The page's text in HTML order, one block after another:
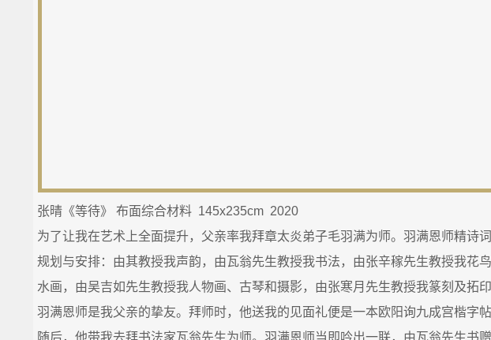
张晴《等待》 布面综合材料 145x235cm 2020
为了让我在艺术上全面提升，父亲率我拜章太炎弟子毛羽满为师。羽满恩师精诗
规划与安排：由其教授我声韵，由瓦翁先生教授我书法，由张辛稼先生教授我花
水画，由吴吉如先生教授我人物画、古琴和摄影，由张寒月先生教授我篆刻及拓印
羽满恩师是我父亲的挚友。拜师时，他送我的见面礼便是一本欧阳询九成宫楷字
随后，他带我去拜书法家瓦翁先生为师。羽满恩师当即吟出一联，由瓦翁先生书